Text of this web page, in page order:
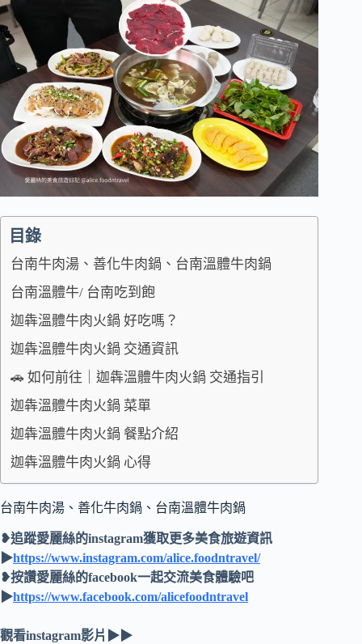
目錄
台南牛肉湯、善化牛肉鍋、台南溫體牛肉鍋
台南溫體牛/ 台南吃到飽
迦犇溫體牛肉火鍋 好吃嗎？
迦犇溫體牛肉火鍋 交通資訊
🚗 如何前往｜迦犇溫體牛肉火鍋 交通指引
迦犇溫體牛肉火鍋 菜單
迦犇溫體牛肉火鍋 餐點介紹
迦犇溫體牛肉火鍋 心得
台南牛肉湯、善化牛肉鍋、台南溫體牛肉鍋
❥追蹤愛麗絲的instagram獲取更多美食旅遊資訊
▶https://www.instagram.com/alice.foodntravel/
❥按讚愛麗絲的facebook一起交流美食體驗吧
▶https://www.facebook.com/alicefoodntravel
觀看instagram影片▶▶